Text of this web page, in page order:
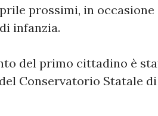
prossimi, in occasione
infanzia.
del primo cittadino è
Conservatorio Statale